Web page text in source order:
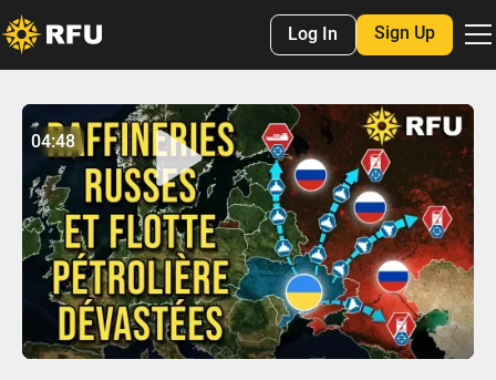
Log In Sign Up
Play
04:48
Mute Settings
Enter
No items found.
04:48